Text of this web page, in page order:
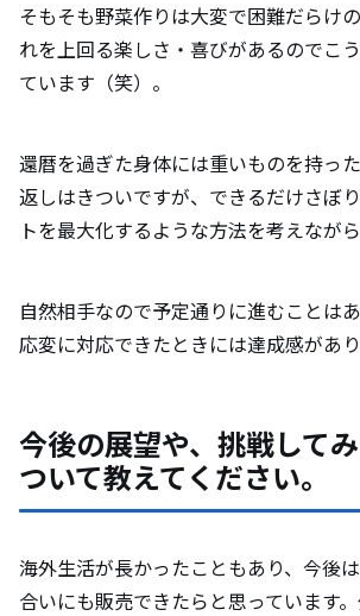
そもそも野菜作りは大変で困難だらけ
れを上回る楽しさ・喜びがあるのでこ
ています（笑）。
還暦を過ぎた身体には重いものを持っ
返しはきついですが、できるだけさぼ
トを最大化するような方法を考えなが
自然相手なので予定通りに進むことは
応変に対応できたときには達成感があり
今後の展望や、挑戦して
ついて教えてください。
海外生活が長かったこともあり、今後
合いにも販売できたらと思っています